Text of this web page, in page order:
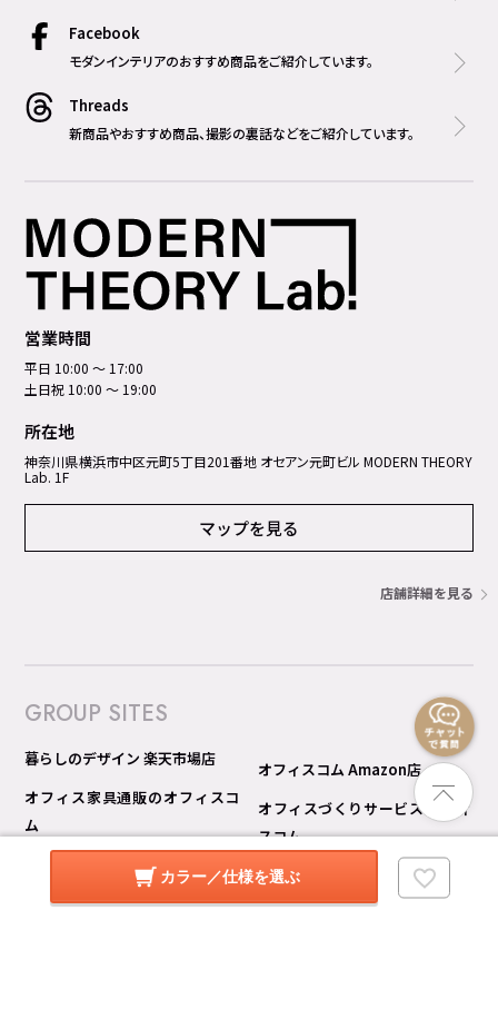
カラー／仕様を選ぶ
Facebook
モダンインテリアのおすすめ商品をご紹介しています。
Threads
新商品やおすすめ商品、撮影の裏話などをご紹介しています。
営業時間
平日 10:00 ～ 17:00
土日祝 10:00 ～ 19:00
所在地
神奈川県横浜市中区元町5丁⽬201番地 オセアン元町ビル MODERN THEORY
Lab. 1F
マップを見る
店舗詳細を見る
GROUP SITES
暮らしのデザイン 楽天市場店
オフィス家具通販のオフィスコ
ム
オフィスコム 楽天市場店
オフィスコム Yahoo!ショッピン
オフィスコム Amazon店
オフィスづくりサービス オフィ
スコム
オフィスコム 見積り比較 Pro